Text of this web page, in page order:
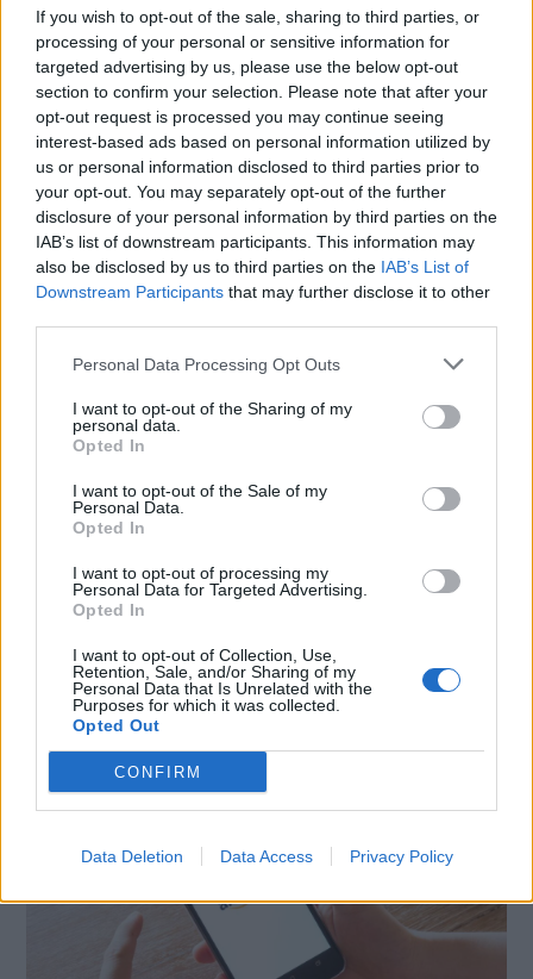
If you wish to opt-out of the sale, sharing to third parties, or
processing of your personal or sensitive information for
targeted advertising by us, please use the below opt-out
section to confirm your selection. Please note that after your
opt-out request is processed you may continue seeing
interest-based ads based on personal information utilized by
us or personal information disclosed to third parties prior to
your opt-out. You may separately opt-out of the further
disclosure of your personal information by third parties on the
IAB’s list of downstream participants. This information may
also be disclosed by us to third parties on the IAB’s List of
Downstream Participants that may further disclose it to other
Personal Data Processing Opt Outs
I want to opt-out of the Sharing of my
personal data.
Opted In
I want to opt-out of the Sale of my
Personal Data.
Opted In
I want to opt-out of processing my
Personal Data for Targeted Advertising.
Opted In
I want to opt-out of Collection, Use,
Retention, Sale, and/or Sharing of my
Personal Data that Is Unrelated with the
Purposes for which it was collected.
Opted Out
CONFIRM
Data Deletion Data Access Privacy Policy
in mobilità, desiderino rimanere connessi con il proprio lavoro, i
propri cari e i propri interessi”.
WINDTRE si avvale di una ‘Top Quality Network’, risultato di
oltre 6 miliardi di euro investiti negli ultimi 5 anni, con l’obiettivo
di fornire servizi sempre più evoluti e di qualità elevata per
eliminare le distanze tra le persone.
Per usufruire dei vantaggi della tecnologia di rete 5G, che ad
oggi raggiunge una copertura del 95,4% della popolazione*, è
minuti illimitati e smartphone 5G incluso.
CONDIVIDI QUESTO ARTICOLO:
E-mail LinkedIn
X
WhatsApp Stampa Altro
LE MIGLIORI OFFERTE AMAZON